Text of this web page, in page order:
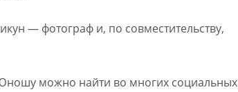
— фотограф и, по совместительству,
можно найти во многих социальных